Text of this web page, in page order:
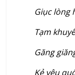
Giục lòng
Tạm
Găng
Kẻ yêu